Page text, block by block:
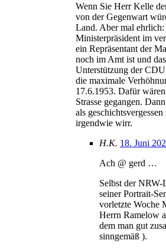
Wenn Sie Herr Kelle
von der Gegenwart
Land. Aber mal ehrlich:
Ministerpräsident im
ein Repräsentant der
noch im Amt ist und
Unterstützung der
die maximale
17.6.1953. Dafür
Strasse gegangen.
als
irgendwie wirr.
H.K. 18. Juni
Ach @ gerd …
Selbst der NRW-
seiner Portrait-
vorletzte Woche
Herrn Ramelow
dem man gut
sinngemäß ).